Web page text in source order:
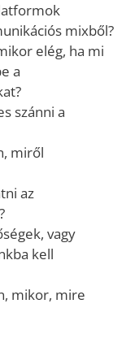
mixből?
elég, ha mi
a
szánni a
miről
az
vagy
kell
mikor, mire